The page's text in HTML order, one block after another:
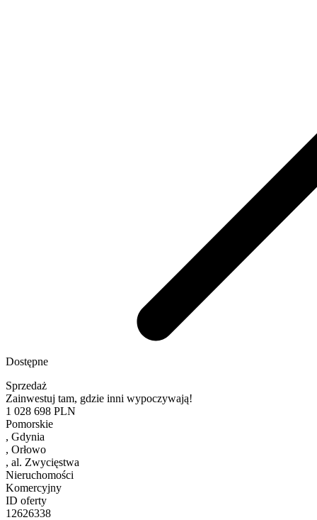
Dostępne
Sprzedaż
Zainwestuj tam, gdzie inni wypoczywają!
1 028 698 PLN
Pomorskie
, Gdynia
, Orłowo
, al. Zwycięstwa
Nieruchomości
Komercyjny
ID oferty
12626338